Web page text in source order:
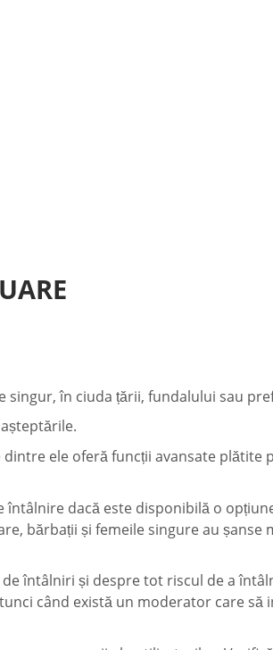
în ciuda țării, fundalului sau
ele oferă funcții avansate plătite
dacă este disponibilă o
bărbații și femeile singure au șanse
întâlniri și despre tot riscul de a
când există un moderator care să